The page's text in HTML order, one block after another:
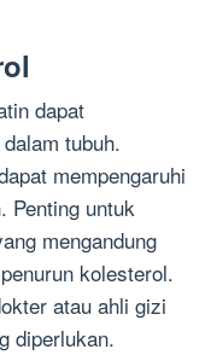
dapat
tubuh.
mempengaruhi
Penting untuk
mengandung
kolesterol.
atau ahli gizi
diperlukan.